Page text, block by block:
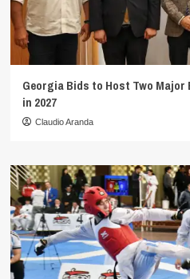
Georgia Bids to Host Two Major
in 2027
Claudio Aranda